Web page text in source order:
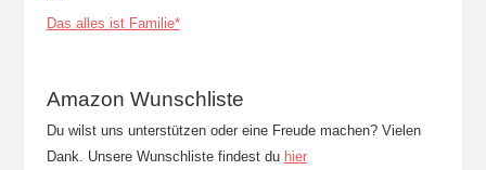
Das alles ist Familie*
Amazon Wunschliste
Du wilst uns unterstützen oder eine Freude machen? Vielen
Dank. Unsere Wunschliste findest du hier